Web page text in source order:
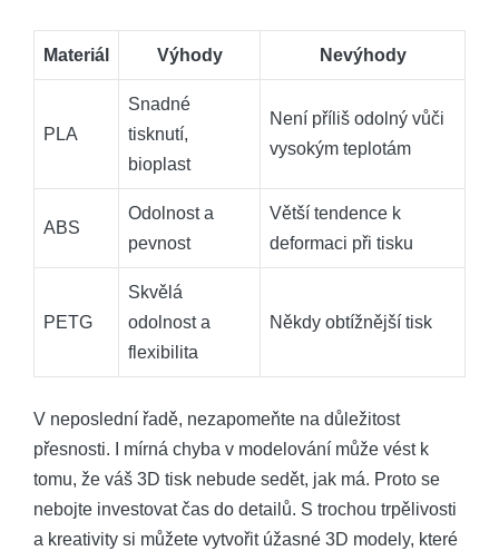
Materiál Výhody Nevýhody
PLA
Snadné
tisknutí,
bioplast
Není příliš odolný vůči
vysokým teplotám
ABS
Odolnost a
pevnost
Větší tendence k
deformaci při tisku
PETG
Skvělá
odolnost a
flexibilita
Někdy obtížnější tisk
V neposlední řadě, nezapomeňte na důležitost
přesnosti. I mírná chyba v modelování může vést k
tomu, že váš 3D tisk nebude sedět, jak má. Proto se
nebojte investovat čas do detailů. S trochou trpělivosti
a kreativity si můžete vytvořit úžasné 3D modely, které